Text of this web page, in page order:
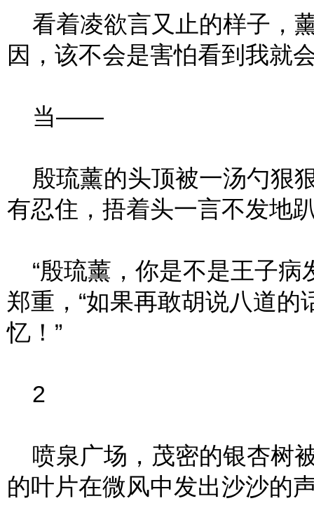
看着凌欲言又止的样子，
因，该不会是害怕看到我就
当——
殷琉薰的头顶被一汤勺狠
有忍住，捂着头一言不发地
“殷琉薰，你是不是王子病
郑重，“如果再敢胡说八道
忆！”
2
喷泉广场，茂密的银杏树
的叶片在微风中发出沙沙的